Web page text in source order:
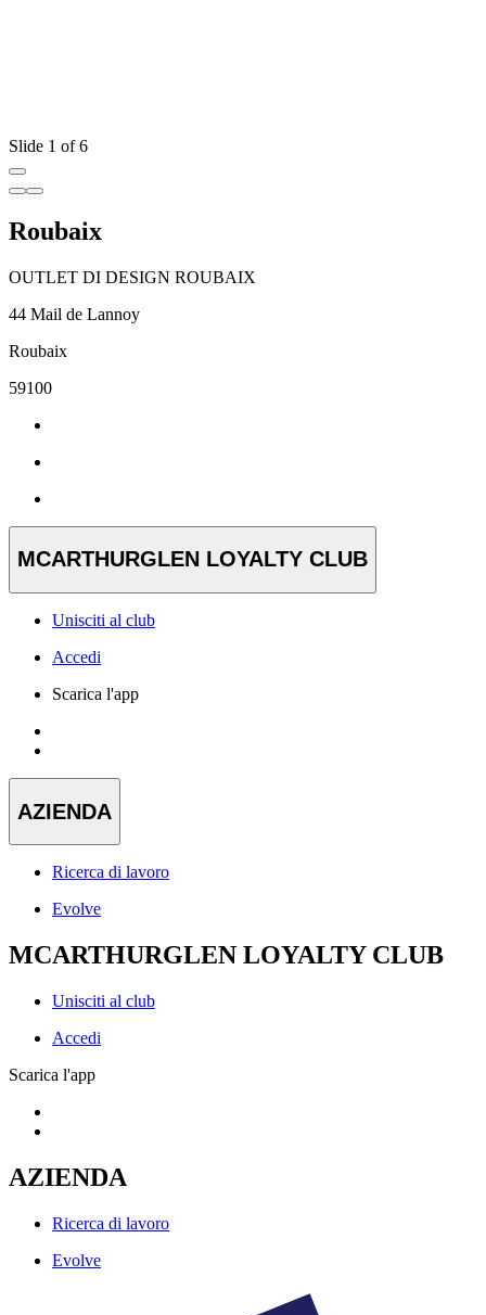
Slide 1 of 6
Roubaix
OUTLET DI DESIGN ROUBAIX
44 Mail de Lannoy
Roubaix
59100
MCARTHURGLEN LOYALTY CLUB
Unisciti al club
Accedi
Scarica l'app
AZIENDA
Ricerca di lavoro
Evolve
MCARTHURGLEN LOYALTY CLUB
Unisciti al club
Accedi
Scarica l'app
AZIENDA
Ricerca di lavoro
Evolve